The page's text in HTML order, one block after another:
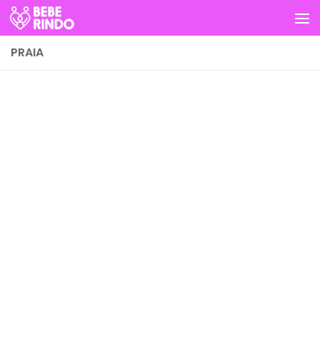
Skip to content
PRAIA